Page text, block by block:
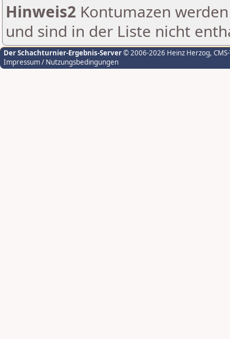
Hinweis2 Kontumazen
und sind in der Liste nicht
Der Schachturnier-Ergebnis-Server© 2006-2026 Heinz Herzog,
Impressum / Nutzungsbedingungen